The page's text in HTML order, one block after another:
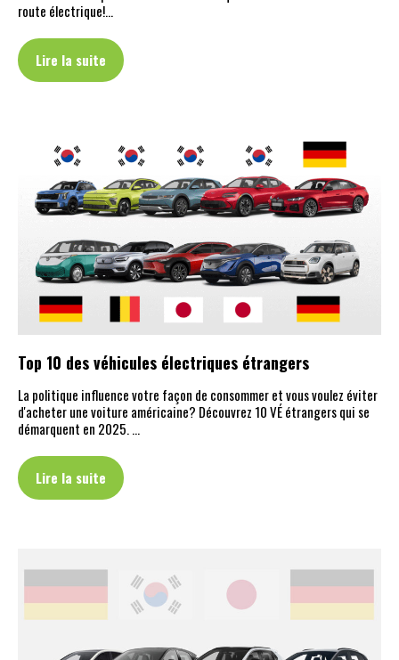
route électrique!…
Lire la suite
Top 10 des véhicules électriques étrangers
La politique influence votre façon de consommer et vous voulez éviter
d'acheter une voiture américaine? Découvrez 10 VÉ étrangers qui se
démarquent en 2025. …
Lire la suite